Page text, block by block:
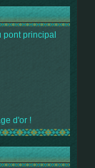
pont principal
d'or !